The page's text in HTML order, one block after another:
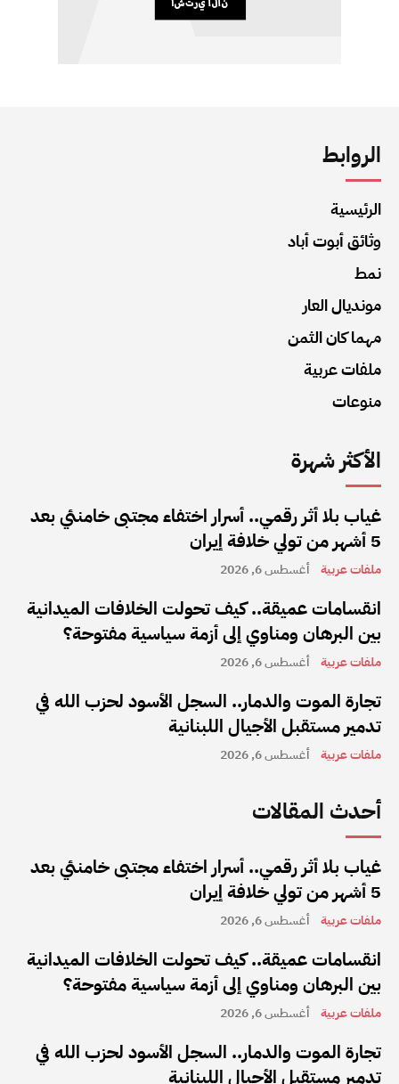
الروابط
الرئيسية
وثائق أبوت أباد
نمط
مونديال العار
مهما كان الثمن
ملفات عربية
منوعات
الأكثر شهرة
غياب بلا أثر رقمي.. أسرار اختفاء مجتبى خامنئي بعد
5 أشهر من تولي خلافة إيران
ملفات عربية أغسطس 6, 2026
انقسامات عميقة.. كيف تحولت الخلافات الميدانية
بين البرهان ومناوي إلى أزمة سياسية مفتوحة؟
ملفات عربية أغسطس 6, 2026
تجارة الموت والدمار.. السجل الأسود لحزب الله في
تدمير مستقبل الأجيال اللبنانية
ملفات عربية أغسطس 6, 2026
أحدث المقالات
غياب بلا أثر رقمي.. أسرار اختفاء مجتبى خامنئي بعد
5 أشهر من تولي خلافة إيران
ملفات عربية أغسطس 6, 2026
انقسامات عميقة.. كيف تحولت الخلافات الميدانية
بين البرهان ومناوي إلى أزمة سياسية مفتوحة؟
ملفات عربية أغسطس 6, 2026
تجارة الموت والدمار.. السجل الأسود لحزب الله في
تدمير مستقبل الأجيال اللبنانية